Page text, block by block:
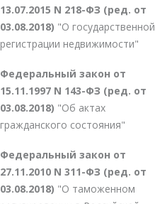
13.07.2015 N 218-ФЗ (ред. от
03.08.2018) "О государственной
регистрации недвижимости"
Федеральный закон от
15.11.1997 N 143-ФЗ (ред. от
03.08.2018) "Об актах
гражданского состояния"
Федеральный закон от
27.11.2010 N 311-ФЗ (ред. от
03.08.2018) "О таможенном